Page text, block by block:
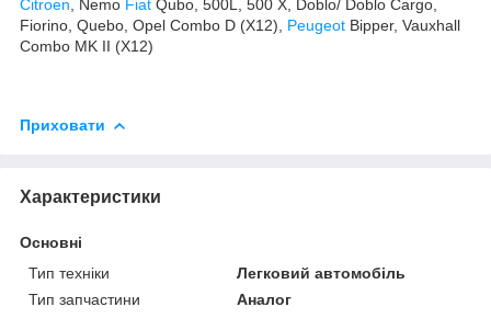
Citroen , Nemo Fiat Qubo, 500L, 500 X, Doblo/ Doblo Cargo,
Fiorino, Quebo, Opel Combo D (X12), Peugeot Bipper, Vauxhall
Combo MK II (X12)
Приховати
Характеристики
Основні
Тип техніки
Легковий автомобіль
Тип запчастини
Аналог